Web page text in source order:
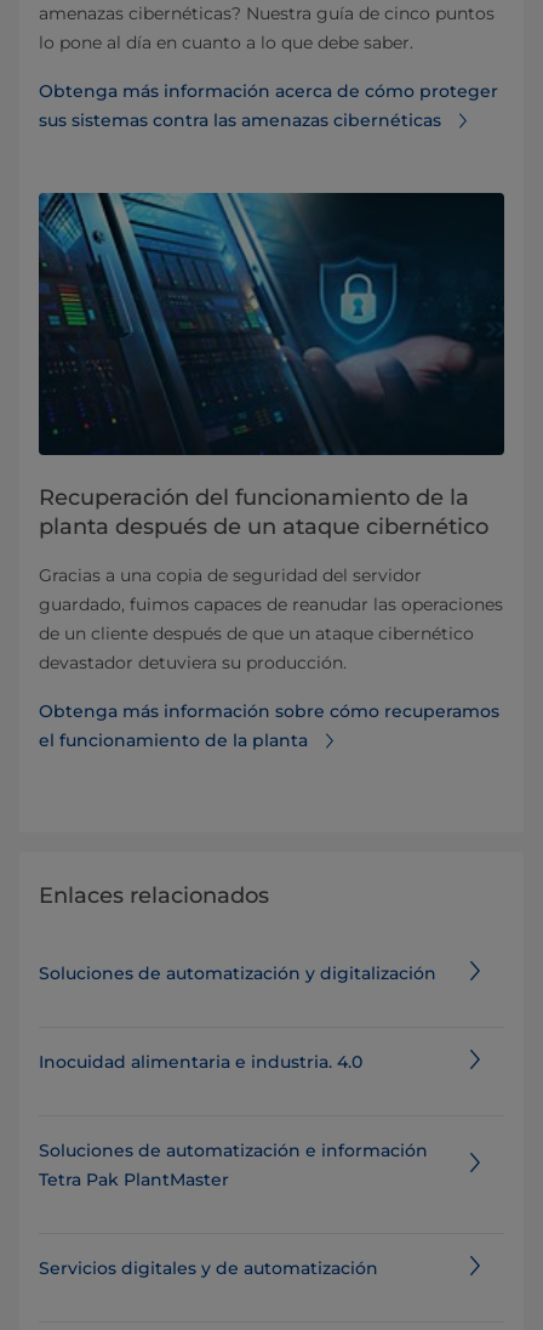
amenazas cibernéticas? Nuestra guía de cinco puntos
lo pone al día en cuanto a lo que debe saber.
Obtenga más información acerca de cómo proteger
sus sistemas contra las amenazas cibernéticas
Recuperación del funcionamiento de la
planta después de un ataque cibernético
Gracias a una copia de seguridad del servidor
guardado, fuimos capaces de reanudar las operaciones
de un cliente después de que un ataque cibernético
devastador detuviera su producción.
Obtenga más información sobre cómo recuperamos
el funcionamiento de la planta
Enlaces relacionados
Soluciones de automatización y digitalización
Inocuidad alimentaria e industria. 4.0
Soluciones de automatización e información
Tetra Pak PlantMaster
Servicios digitales y de automatización